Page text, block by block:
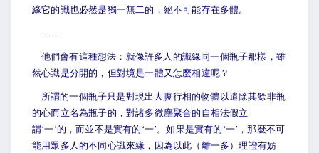
緣它的識也必然是獨一無二的，絕不可能存在多體。
……
他們會有這種想法：就像許多人的識緣同一個瓶子那樣，雖
然心識是分開的，但對境是一體又怎麼相違呢？
所謂的一個瓶子只是對現出大腹行相的物體以遣除其餘非瓶
的心而立名為瓶子的，對諸多微塵聚合的自相法假立
謂‘一’的，而並不是實有的‘一’。如果是實有的‘一’，那麼不可
能用眾多人的不同心識來緣，因為以此（離一多）理證有妨